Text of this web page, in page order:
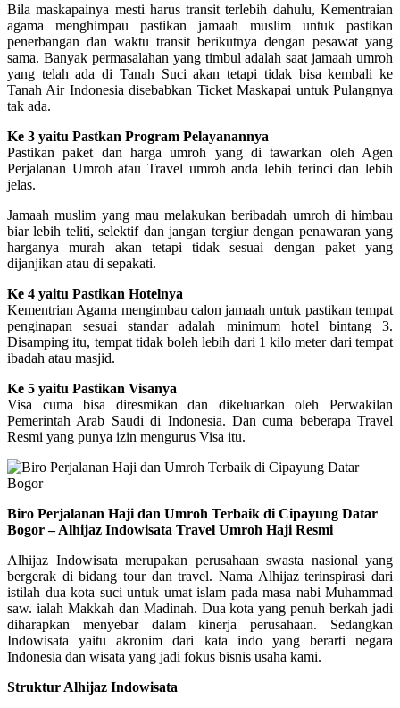
Bila maskapainya mesti harus transit terlebih dahulu, Kementraian
agama menghimpau pastikan jamaah muslim untuk pastikan
penerbangan dan waktu transit berikutnya dengan pesawat yang
sama. Banyak permasalahan yang timbul adalah saat jamaah umroh
yang telah ada di Tanah Suci akan tetapi tidak bisa kembali ke
Tanah Air Indonesia disebabkan Ticket Maskapai untuk Pulangnya
tak ada.
Ke 3 yaitu Pastkan Program Pelayanannya
Pastikan paket dan harga umroh yang di tawarkan oleh Agen
Perjalanan Umroh atau Travel umroh anda lebih terinci dan lebih
jelas.
Jamaah muslim yang mau melakukan beribadah umroh di himbau
biar lebih teliti, selektif dan jangan tergiur dengan penawaran yang
harganya murah akan tetapi tidak sesuai dengan paket yang
dijanjikan atau di sepakati.
Ke 4 yaitu Pastikan Hotelnya
Kementrian Agama mengimbau calon jamaah untuk pastikan tempat
penginapan sesuai standar adalah minimum hotel bintang 3.
Disamping itu, tempat tidak boleh lebih dari 1 kilo meter dari tempat
ibadah atau masjid.
Ke 5 yaitu Pastikan Visanya
Visa cuma bisa diresmikan dan dikeluarkan oleh Perwakilan
Pemerintah Arab Saudi di Indonesia. Dan cuma beberapa Travel
Resmi yang punya izin mengurus Visa itu.
Biro Perjalanan Haji dan Umroh Terbaik di Cipayung Datar
Bogor – Alhijaz Indowisata Travel Umroh Haji Resmi
Alhijaz Indowisata merupakan perusahaan swasta nasional yang
bergerak di bidang tour dan travel. Nama Alhijaz terinspirasi dari
istilah dua kota suci untuk umat islam pada masa nabi Muhammad
saw. ialah Makkah dan Madinah. Dua kota yang penuh berkah jadi
diharapkan menyebar dalam kinerja perusahaan. Sedangkan
Indowisata yaitu akronim dari kata indo yang berarti negara
Indonesia dan wisata yang jadi fokus bisnis usaha kami.
Struktur Alhijaz Indowisata